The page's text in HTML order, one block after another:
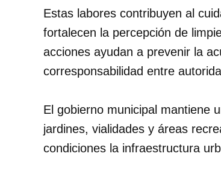
Estas labores contribuyen al
fortalecen la percepción de
acciones ayudan a prevenir la
corresponsabilidad entre
El gobierno municipal mantiene
jardines, vialidades y áreas
condiciones la infraestructura